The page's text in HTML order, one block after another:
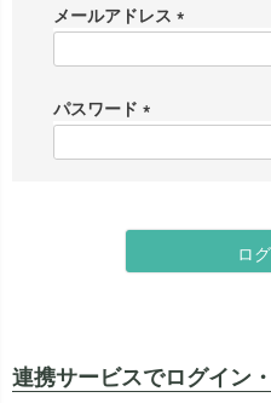
メールアドレス
必
)
パスワード
必
ロ
連携サービスでログイン